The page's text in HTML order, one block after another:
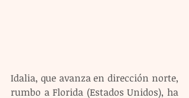
Idalia, que avanza en dirección norte,
rumbo a Florida (Estados Unidos), ha